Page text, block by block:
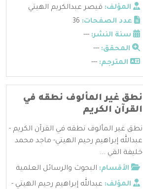
المؤلف: قيصر عبدالكريم الهيتي
عدد الصفحات:
سنة النشر: ---
المحقق: ---
المترجم: ---
نطق غير المألوف نطقه في
القرآن الكريم
نطق غير المألوف نطقه في القرآن الكريم -
عبدالله إبراهيم رحيم الهيتي- ماجد محمد
خليفة القي ...
الأقسام: البحوث والرسائل العلمية
المؤلف: عبدالله إبراهيم رحيم الهيتي -